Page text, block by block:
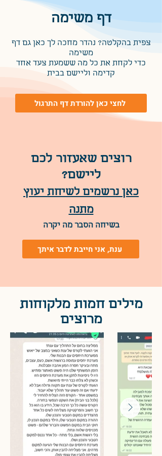
דף משימה
צפית בהקלטה? נהדר מחכה לך כאן גם דף
משימה
כדי לקחת את כל מה ששמעת צעד אחד
קדימה וליישם בבית
לחצי כאן להורדת דף התרגול
רוצים שאעזור לכם
ליישם?
כאן נרשמים לשיחת יעוץ
מתנה
בשיחה הסבר מה יקרה
ענת, אני חייבת לדבר איתך
מילים חמות מלקוחות
מרוצים